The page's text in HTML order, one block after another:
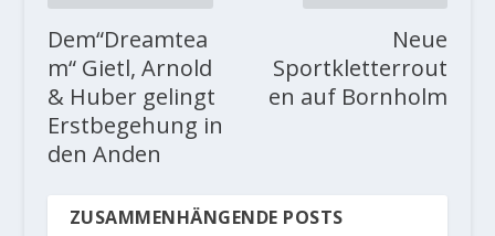
Dem“Dreamtea
m“ Gietl, Arnold
& Huber gelingt
Erstbegehung in
den Anden
Neue
Sportkletterrout
en auf Bornholm
ZUSAMMENHÄNGENDE POSTS